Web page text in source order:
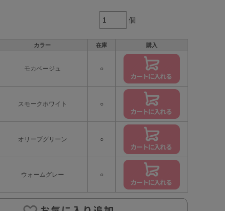
個
カラー 在庫 購入
モカベージュ ○
スモークホワイト ○
オリーブグリーン ○
ウォームグレー ○